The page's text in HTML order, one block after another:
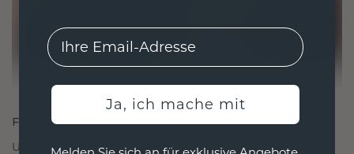
FÜR VERBINDUNGEN GESCHAFFEN
Unsere Designphilosophie ist auf Verbindung
EMail
Ja, ich mache mit